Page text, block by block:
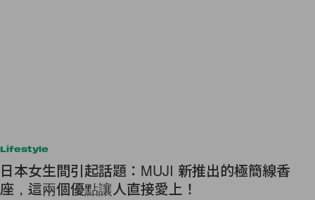
Lifestyle
日本女生間引起話題：MUJI 新推出的極簡線香
座，這兩個優點讓人直接愛上！